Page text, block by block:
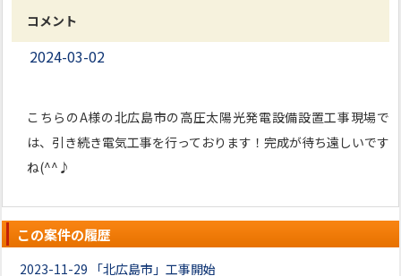
コメント
2024-03-02
こちらのA様の北広島市の高圧太陽光発電設備設置工事現場で
は、引き続き電気工事を行っております！完成が待ち遠しいです
ね(^^♪
この案件の履歴
2023-11-29 「北広島市」工事開始